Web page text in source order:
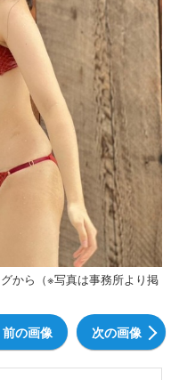
から（※写真は事務所より掲
前の画像 次の画像